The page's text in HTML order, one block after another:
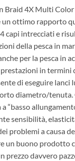
Braid 4X Multi Color
un ottimo rapporto
capi intrecciati e
della pesca in
per la pesca in
in termini
di eseguire lanci
diametro/tenuta.
“basso
sensibilità,
problemi a causa
un buono prodotto
prezzo davvero